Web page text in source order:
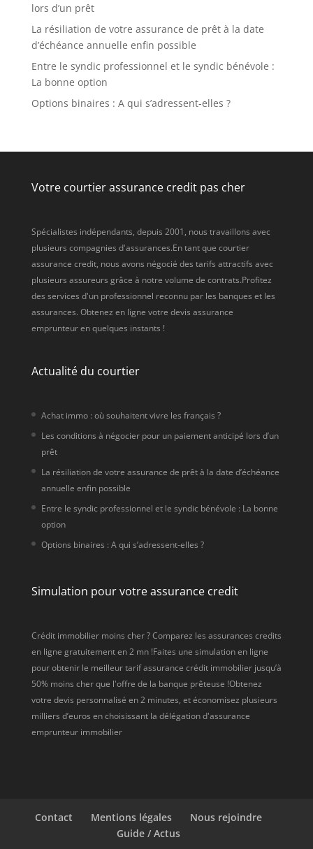
lors d’un prêt
La résiliation de votre assurance de prêt à la date
d’échéance annuelle enfin possible
Entre le syndic professionnel et le syndic bénévole :
La bonne option
Options binaires : A qui s’adressent-elles ?
Votre courtier assurance credit pas cher
Spécialistes indépendants, depuis 2001, nous travaillons avec
plusieurs compagnies d'assurances.En tant que courtier
assurance credit, nous avons négocié des tarifs attractifs avec
plusieurs assureurs grâce à notre volume de contrats.Profitez
des services d'un professionnel reconnu par les banques et les
assurances. Obtenez en ligne votre devis assurance
emprunteur en quelques instants !
Actualité du courtier
Achat immo : où souhaitent vivre les français ?
Les conditions à négocier pour un paiement anticipé lors d’un
prêt
La résiliation de votre assurance de prêt à la date d’échéance
annuelle enfin possible
Entre le syndic professionnel et le syndic bénévole : La bonne
option
Options binaires : A qui s’adressent-elles ?
Simulation pour votre assurance credit
Crédit immobilier moins cher ? Comparez les assurances credits
en ligne gratuitement en 2 mn !Faites une simulation en ligne
pour obtenir le meilleur tarif assurance crédit immobilier jusqu’à
50% moins cher que l'offre de la banque prêteuse !Obtenez
votre devis personnalisé en 2 minutes, et économisez plusieurs
milliers d’euros en choisissant la délégation d'assurance
emprunteur immobilier
Contact Mentions légales
Nous rejoindre
Guide / Actus